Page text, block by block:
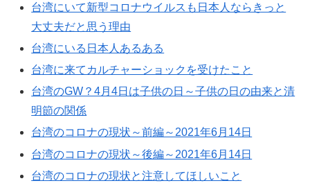
台湾にいて新型コロナウイルスも日本人ならきっと
大丈夫だと思う理由
台湾にいる日本人あるある
台湾に来てカルチャーショックを受けたこと
台湾のGW？4月4日は子供の日～子供の日の由来と清
明節の関係
台湾のコロナの現状～前編～2021年6月14日
台湾のコロナの現状～後編～2021年6月14日
台湾のコロナの現状と注意してほしいこと